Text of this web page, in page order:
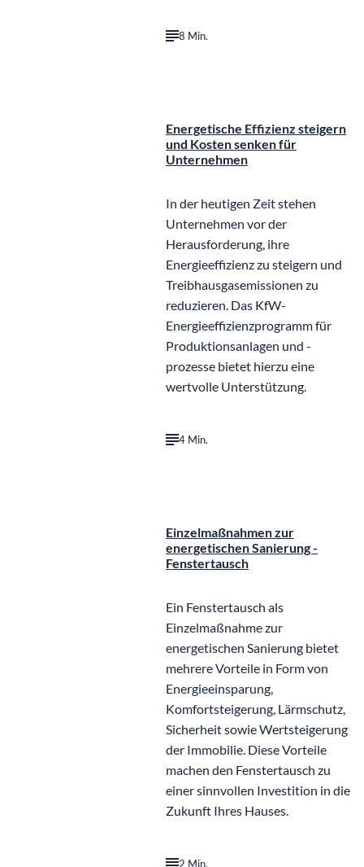
8 Min.
Energetische Effizienz steigern
und Kosten senken für
Unternehmen
In der heutigen Zeit stehen
Unternehmen vor der
Herausforderung, ihre
Energieeffizienz zu steigern und
Treibhausgasemissionen zu
reduzieren. Das KfW-
Energieeffizienzprogramm für
Produktionsanlagen und -
prozesse bietet hierzu eine
wertvolle Unterstützung.
4 Min.
Einzelmaßnahmen zur
energetischen Sanierung -
Fenstertausch
Ein Fenstertausch als
Einzelmaßnahme zur
energetischen Sanierung bietet
mehrere Vorteile in Form von
Energieeinsparung,
Komfortsteigerung, Lärmschutz,
Sicherheit sowie Wertsteigerung
der Immobilie. Diese Vorteile
machen den Fenstertausch zu
einer sinnvollen Investition in die
Zukunft Ihres Hauses.
2 Min.